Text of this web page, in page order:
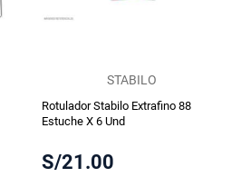
STABILO
Rotulador Stabilo Extrafino 88
Estuche X 6 Und
S/21.00